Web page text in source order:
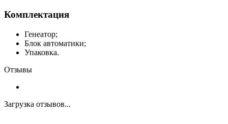
Комплектация
Генеатор;
Блок автоматики;
Упаковка.
Отзывы
Загрузка отзывов...